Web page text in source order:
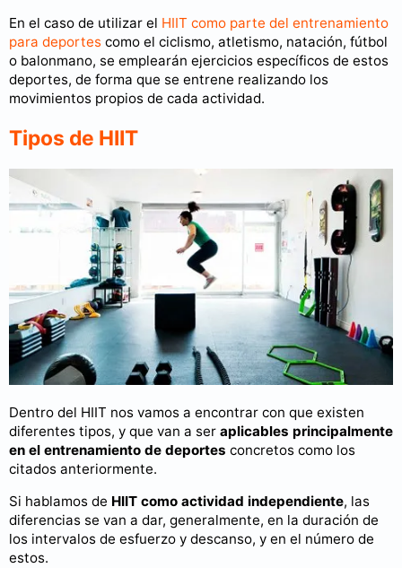
En el caso de utilizar el HIIT como parte del entrenamiento
para deportes como el ciclismo, atletismo, natación, fútbol
o balonmano, se emplearán ejercicios específicos de estos
deportes, de forma que se entrene realizando los
movimientos propios de cada actividad.
Tipos de HIIT
Dentro del HIIT nos vamos a encontrar con que existen
diferentes tipos, y que van a ser aplicables principalmente
en el entrenamiento de deportes concretos como los
citados anteriormente.
Si hablamos de HIIT como actividad independiente, las
diferencias se van a dar, generalmente, en la duración de
los intervalos de esfuerzo y descanso, y en el número de
estos.